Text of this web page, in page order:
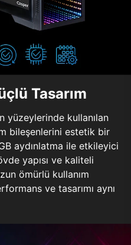
Tasarım
yüzeylerinde kullanılan
bileşenlerini estetik bir
aydınlatma ile etkileyici
yapısı ve kaliteli
ömürlü kullanım
ve tasarımı aynı